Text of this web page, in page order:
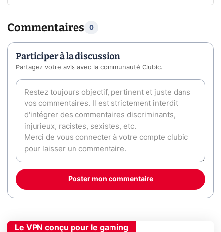
Commentaires 0
Participer à la discussion
Partagez votre avis avec la communauté Clubic.
Poster mon commentaire
Le VPN conçu pour le gaming